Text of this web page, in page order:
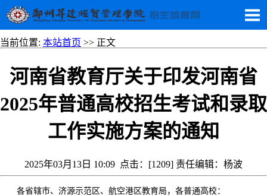
当前位置: 本站首页 >> 正文
河南省教育厅关于印发河南省
2025年普通高校招生考试和录取
工作实施方案的通知
2025年03月13日 10:09 点击：[1209] 责任编辑：杨波
各省辖市、济源示范区、航空港区教育局，各普通高校：